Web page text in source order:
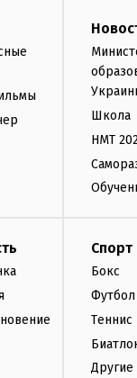
Школа
НМТ
Спорт
Бокс
Футбол
Теннис